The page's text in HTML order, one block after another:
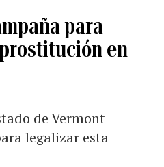
para
en
de Vermont
legalizar esta